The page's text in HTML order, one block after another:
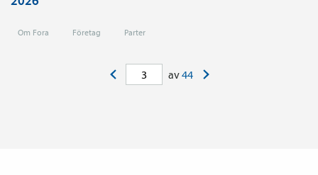
Om Fora Företag Parter
av44